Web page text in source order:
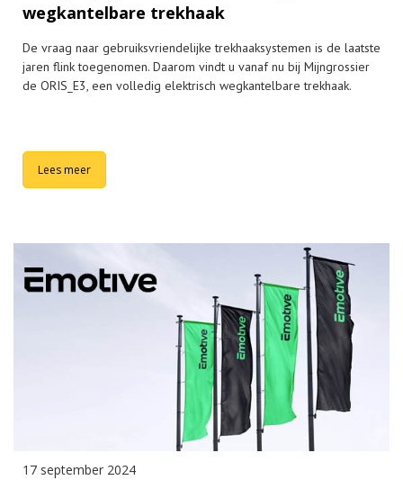
wegkantelbare trekhaak
De vraag naar gebruiksvriendelijke trekhaaksystemen is de laatste
jaren flink toegenomen. Daarom vindt u vanaf nu bij Mijngrossier
de ORIS_E3, een volledig elektrisch wegkantelbare trekhaak.
Lees meer
17 september 2024